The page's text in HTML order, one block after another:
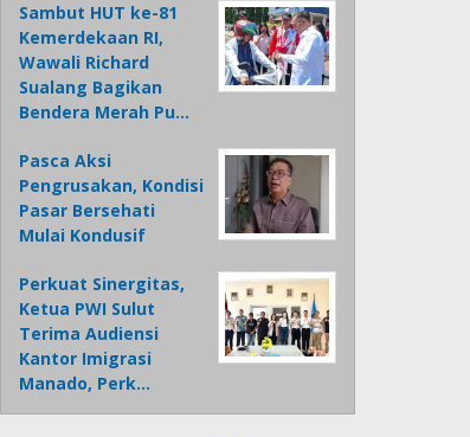
Sambut HUT ke-81
Kemerdekaan RI,
Wawali Richard
Sualang Bagikan
Bendera Merah Pu…
Pasca Aksi
Pengrusakan, Kondisi
Pasar Bersehati
Mulai Kondusif
Perkuat Sinergitas,
Ketua PWI Sulut
Terima Audiensi
Kantor Imigrasi
Manado, Perk…